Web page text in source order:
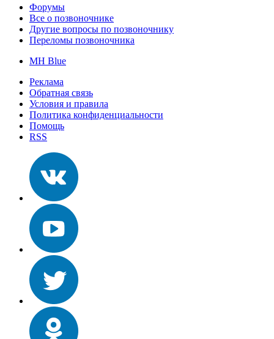
Форумы
Все о позвоночнике
Другие вопросы по позвоночнику
Переломы позвоночника
MH Blue
Реклама
Обратная связь
Условия и правила
Политика конфиденциальности
Помощь
RSS